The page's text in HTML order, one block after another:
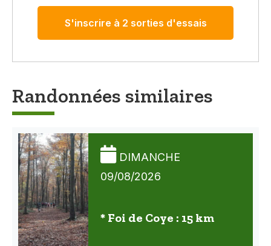
S'inscrire à 2 sorties d'essais
Randonnées similaires
DIMANCHE
09/08/2026
* Foi de Coye : 15 km